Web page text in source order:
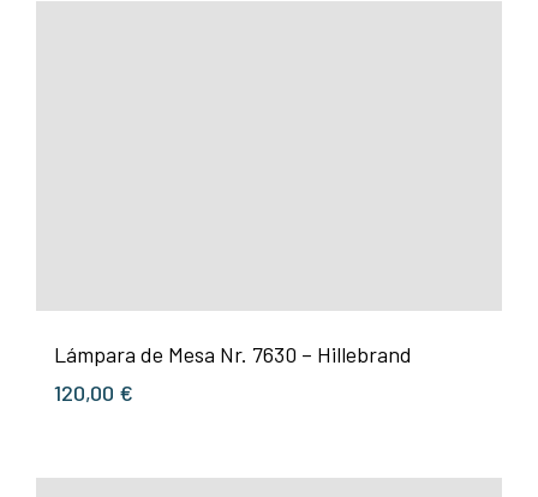
Lámpara de Mesa Nr. 7630 – Hillebrand
120,00 €